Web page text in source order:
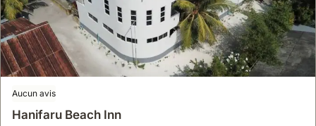
Aucun avis
Hanifaru Beach Inn